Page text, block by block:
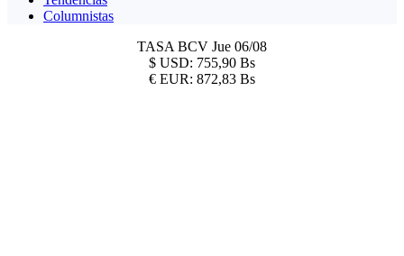
Columnistas
TASA BCV Jue 06/08
$ USD: 755,90 Bs
€ EUR: 872,83 Bs